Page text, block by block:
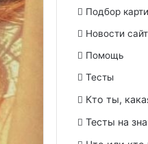
Подбор
Новости
Помощь
Тесты
Кто ты,
Тесты на